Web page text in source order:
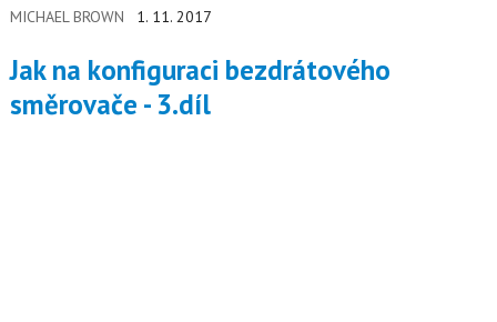
MICHAEL BROWN 1. 11. 2017
Jak na konfiguraci bezdrátového
směrovače - 3.díl